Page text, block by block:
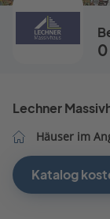
0
Lechner
Häuser im
Katalog